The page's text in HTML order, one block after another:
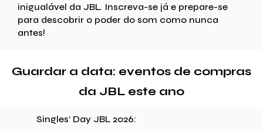
inigualável da JBL. Inscreva-se já e prepare-se
para descobrir o poder do som como nunca
antes!
Guardar a data: eventos de compras
da JBL este ano
Singles’ Day JBL 2026: